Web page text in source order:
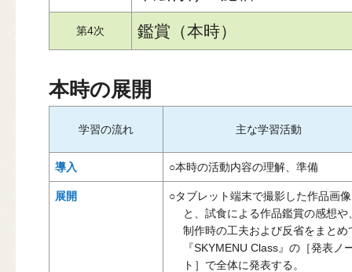
第4次 鑑賞（本時）
本時の展開
学習の流れ 主な学習活動
導入 ○本時の活動内容の理解、準備
展開
○タブレット端末で撮影した作品画像
と、試食による作品鑑賞の感想や
制作時の工夫および反省をまとめ
『SKYMENU Class』の［発表ノ
ト］で全体に発表する。